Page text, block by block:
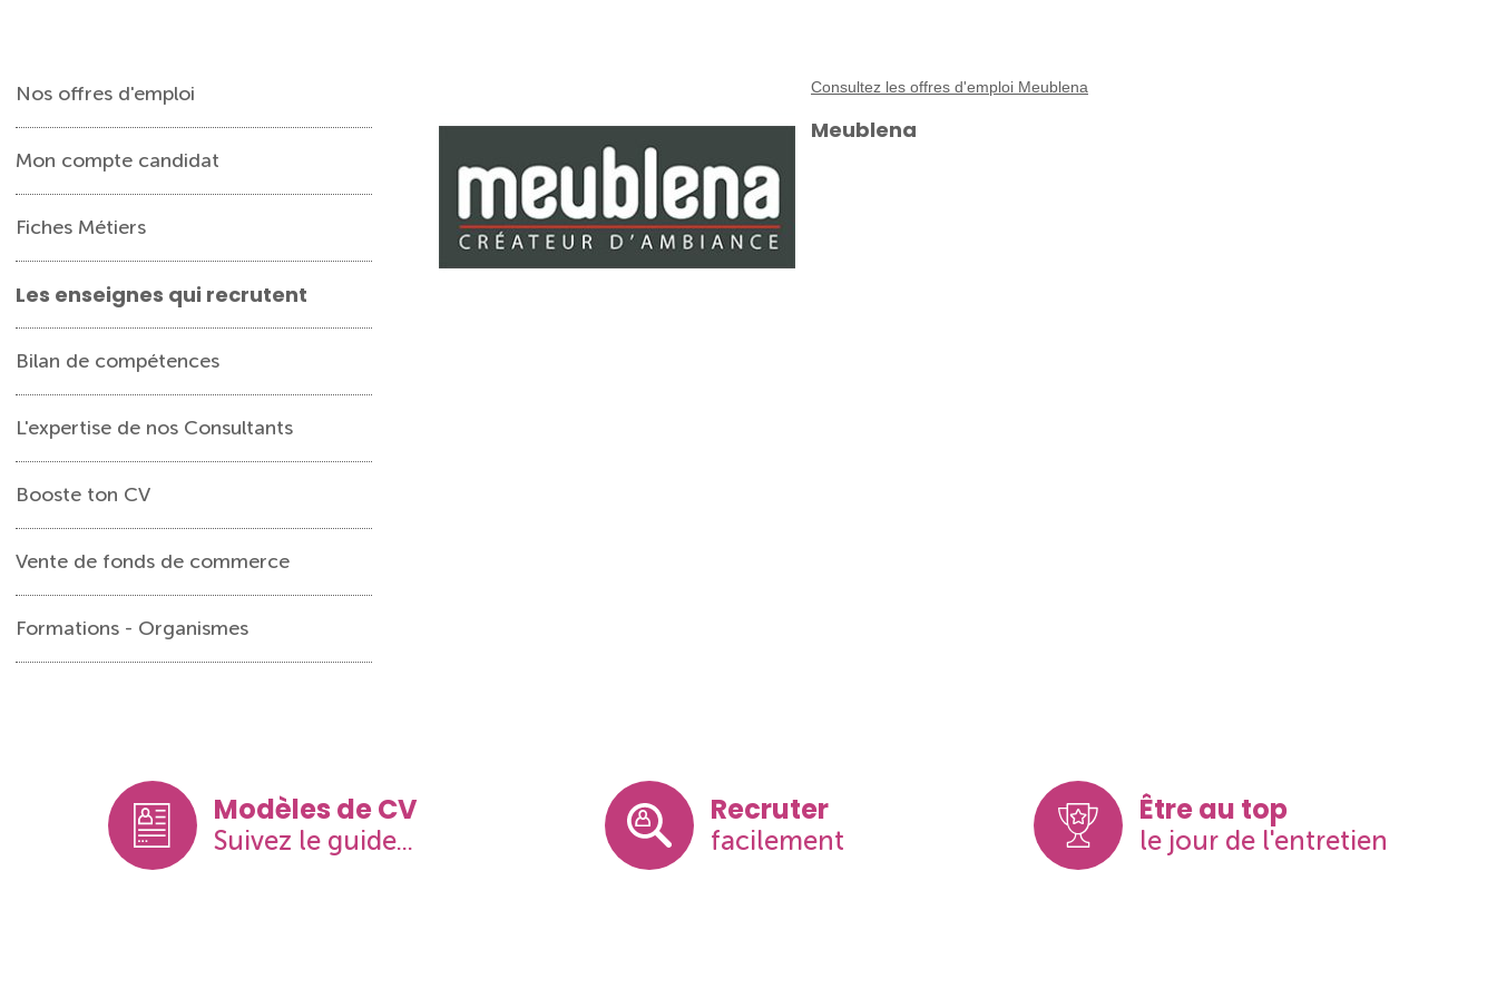
Nos offres d'emploi
Mon compte candidat
Fiches Métiers
Les enseignes qui recrutent
Bilan de compétences
L'expertise de nos Consultants
Booste ton CV
Vente de fonds de commerce
Formations - Organismes
Consultez les offres d'emploi Meublena
Meublena
Modèles de CV
Suivez le guide...
Recruter
facilement
Être au top
le jour de l'entretien